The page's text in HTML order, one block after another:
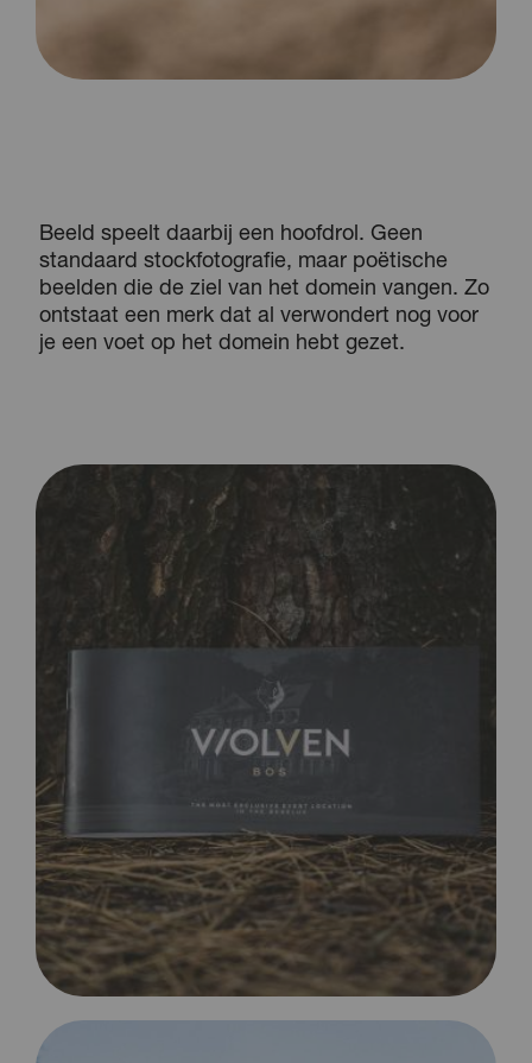
Beeld speelt daarbij een hoofdrol. Geen
standaard stockfotografie, maar poëtische
beelden die de ziel van het domein vangen. Zo
ontstaat een merk dat al verwondert nog voor
je een voet op het domein hebt gezet.